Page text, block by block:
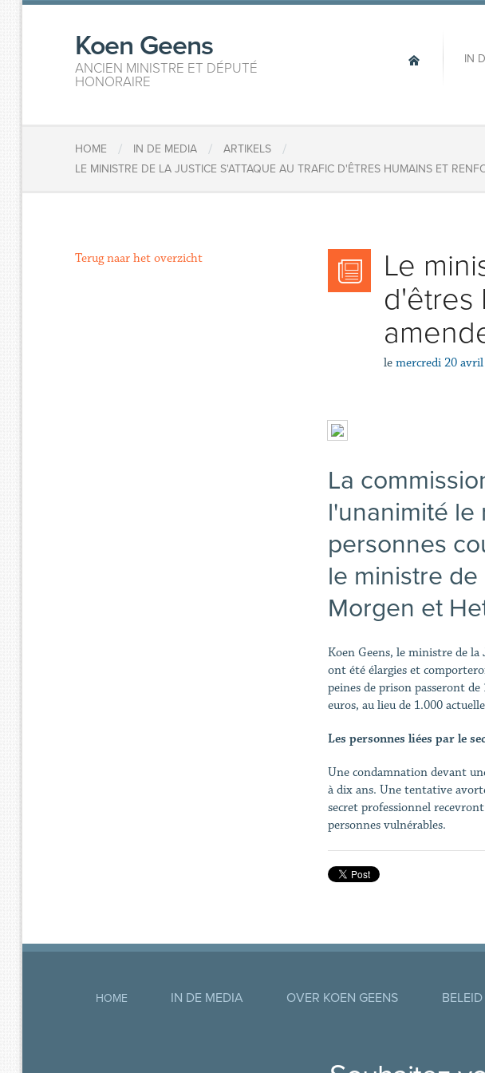
Koen Geens
ANCIEN MINISTRE ET DÉPUTÉ
HONORAIRE
IN
HOME / IN DE MEDIA / ARTIKELS /
LE MINISTRE DE LA JUSTICE S'ATTAQUE AU TRAFIC D'ÊTRES HUMAINS ET
Le
d'êtres
le mercredi 20
La
l'unanimité le
personnes
le ministre de
Morgen et
Koen Geens, le ministre de la
ont été élargies et
peines de prison passeront
euros, au lieu de 1.000
Les personnes liées par le
Une condamnation devant
à dix ans. Une tentative
secret professionnel
personnes vulnérables.
Terug naar het overzicht
HOME IN DE MEDIA OVER KOEN GEENS BELEID